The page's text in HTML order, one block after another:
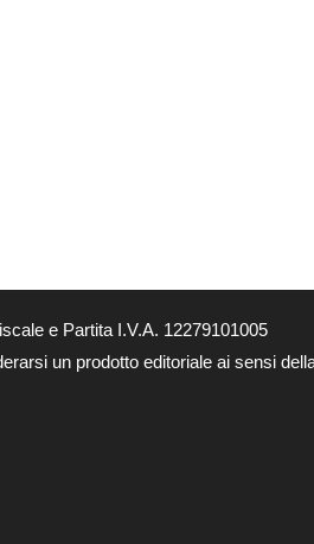
e Partita I.V.A. 12279101005
un prodotto editoriale ai sensi